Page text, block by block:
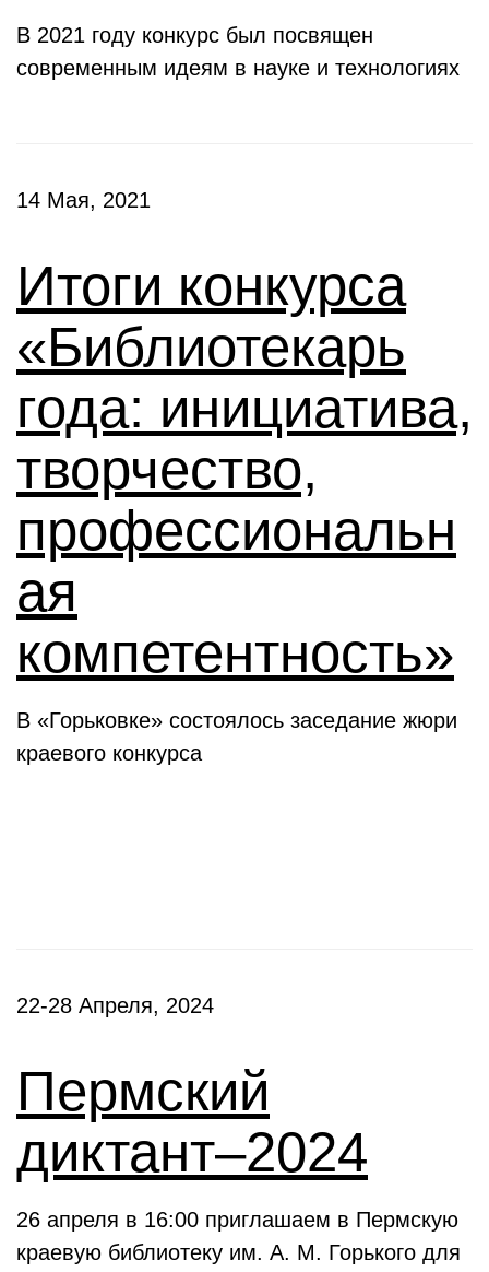
В 2021 году конкурс был посвящен
современным идеям в науке и технологиях
14 Мая, 2021
Итоги конкурса
«Библиотекарь
года: инициатива,
творчество,
профессиональн
ая
компетентность»
В «Горьковке» состоялось заседание жюри
краевого конкурса
22-28 Апреля, 2024
Пермский
диктант–2024
26 апреля в 16:00 приглашаем в Пермскую
краевую библиотеку им. А. М. Горького для